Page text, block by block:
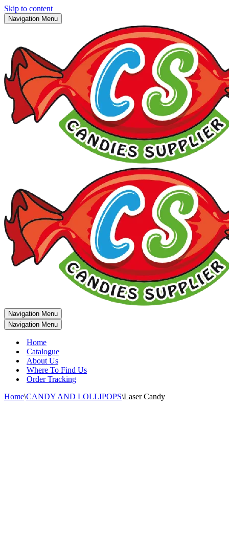
Skip to content
Navigation Menu
Navigation Menu
Navigation Menu
Home
Catalogue
About Us
Where To Find Us
Order Tracking
Home\CANDY AND LOLLIPOPS\Laser Candy